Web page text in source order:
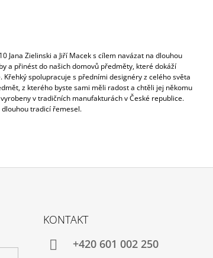
Jana Zielinski a Jiří Macek s cílem navázat na dlouhou
a přinést do našich domovů předměty, které dokáží
Křehký spolupracuje s předními designéry z celého světa
z kterého byste sami měli radost a chtěli jej někomu
v tradičních manufakturách v České republice.
tradicí řemesel.
KONTAKT
+420‭ 601 002 250